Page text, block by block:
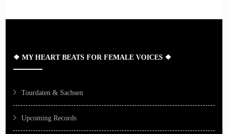
❖ MY HEART BEATS FOR FEMALE VOICES ❖
Tourdaten & Sachsen
Upcoming Records